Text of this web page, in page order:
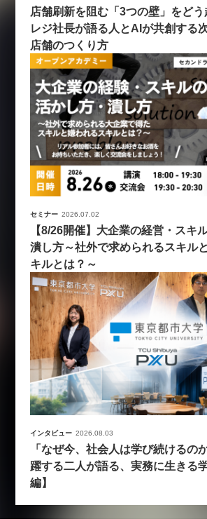
店舗刷新を阻む「3つの壁」をど
レジ社長が語る人とAIが共創する
店舗のつくり方
セミナー 2026.07.02
【8/26開催】大企業の経営・スキ
潰し方～社外で求められるスキル
キルとは？～
インタビュー 2026.08.03
「なぜ今、社会人は学び続けるの
躍する二人が語る、実務に生きる
編】